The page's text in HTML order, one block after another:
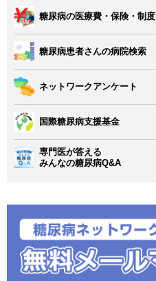
糖尿病の医療費・保険・制度
糖尿病患者さんの病院検索
ネットワークアンケート
国際糖尿病支援基金
専門医が答える
みんなの糖尿病Q&A